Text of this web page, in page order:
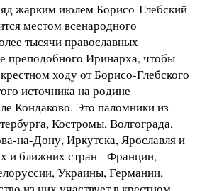
жарким июлем Борисо-Глебский
местом всенародного
тысячи православных
преподобного Иринарха, чтобы
ходу от Борисо-Глебского
источника на родине
Кондаково. Это паломники из
Костромы, Волгограда,
на-Дону, Иркутска, Ярославля и
и ближних стран - Франции,
Украины, Германии,